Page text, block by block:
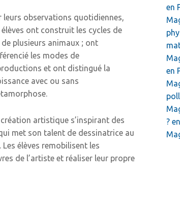
leurs observations quotidiennes,
élèves ont construit les cycles de
de plusieurs animaux ; ont
les modes de
et ont distingué la
avec ou sans
artistique s’inspirant des
met son talent de dessinatrice au
élèves remobilisent les
de l’artiste et réaliser leur propre
en
en
?